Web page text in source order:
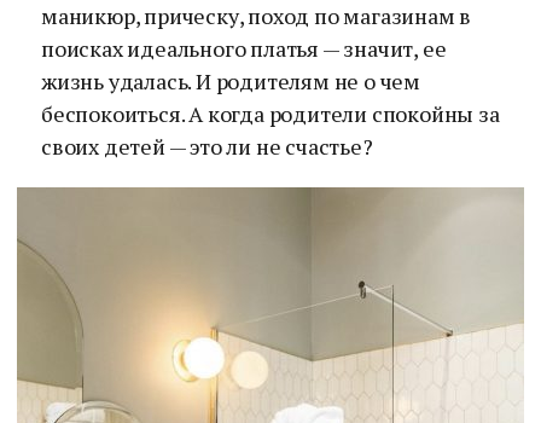
маникюр, прическу, поход по магазинам в
поисках идеального платья — значит, ее
жизнь удалась. И родителям не о чем
беспокоиться. А когда родители спокойны за
своих детей — это ли не счастье?